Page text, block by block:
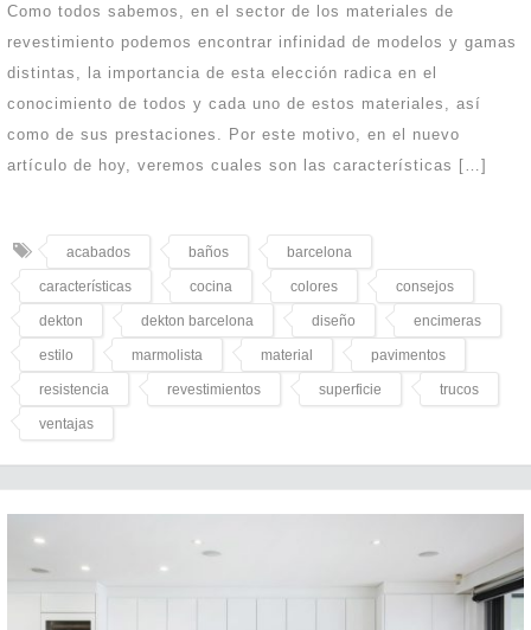
Como todos sabemos, en el sector de los materiales de
revestimiento podemos encontrar infinidad de modelos y gamas
distintas, la importancia de esta elección radica en el
conocimiento de todos y cada uno de estos materiales, así
como de sus prestaciones. Por este motivo, en el nuevo
artículo de hoy, veremos cuales son las características […]
acabados baños barcelona
características cocina colores consejos
dekton dekton barcelona diseño encimeras
estilo marmolista material pavimentos
resistencia revestimientos superficie trucos
ventajas